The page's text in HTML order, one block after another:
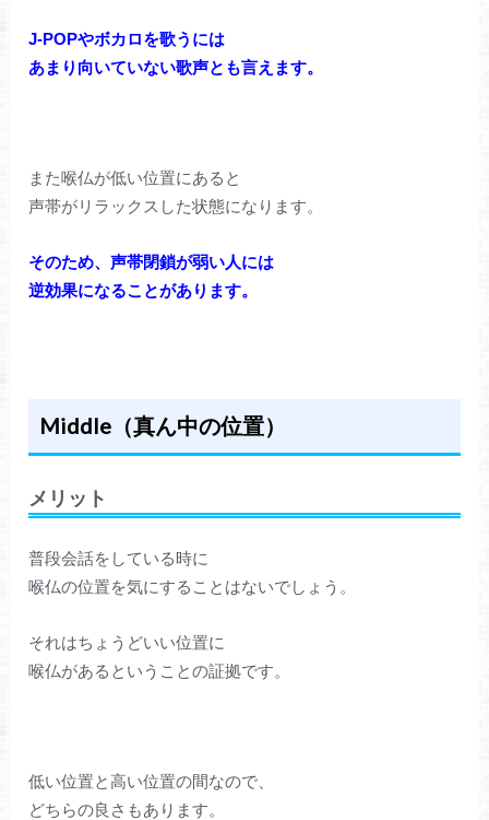
J-POPやボカロを歌うには
あまり向いていない歌声とも言えます。
また喉仏が低い位置にあると
声帯がリラックスした状態になります。
そのため、声帯閉鎖が弱い人には
逆効果になることがあります。
Middle（真ん中の位置）
メリット
普段会話をしている時に
喉仏の位置を気にすることはないでしょう。
それはちょうどいい位置に
喉仏があるということの証拠です。
低い位置と高い位置の間なので、
どちらの良さもあります。